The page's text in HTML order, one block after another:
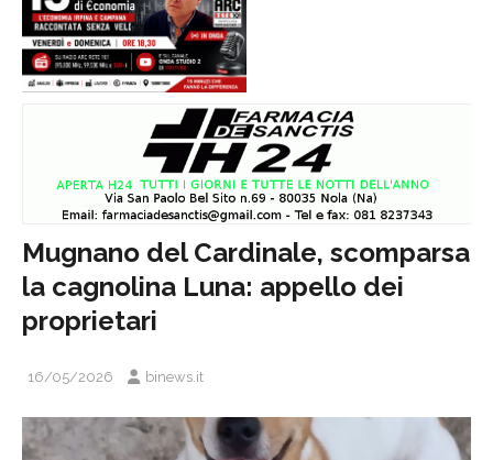
Mugnano del Cardinale, scomparsa
la cagnolina Luna: appello dei
proprietari
16/05/2026 binews.it